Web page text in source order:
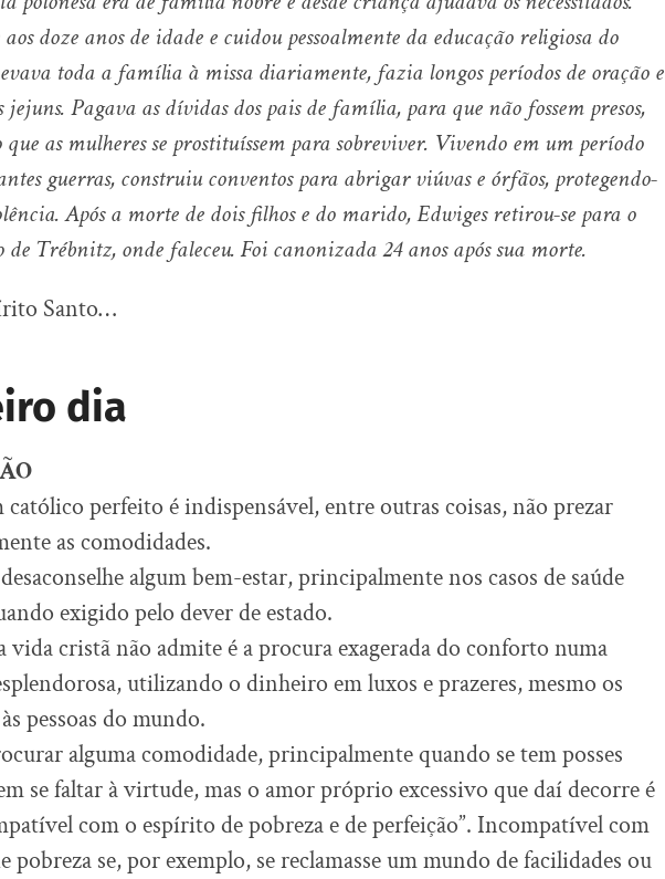
aos doze anos de idade e cuidou pessoalmente da educação religiosa do
toda a família à missa diariamente, fazia longos períodos de oração e
jejuns. Pagava as dívidas dos pais de família, para que não fossem presos,
as mulheres se prostituíssem para sobreviver. Vivendo em um período
guerras, construiu conventos para abrigar viúvas e órfãos, protegendo-
Após a morte de dois filhos e do marido, Edwiges retirou-se para o
de Trébnitz, onde faleceu. Foi canonizada 24 anos após sua morte.
Santo…
dia
católico perfeito é indispensável, entre outras coisas, não prezar
as comodidades.
algum bem-estar, principalmente nos casos de saúde
exigido pelo dever de estado.
vida cristã não admite é a procura exagerada do conforto numa
utilizando o dinheiro em luxos e prazeres, mesmo os
pessoas do mundo.
alguma comodidade, principalmente quando se tem posses
se faltar à virtude, mas o amor próprio excessivo que daí decorre é
com o espírito de pobreza e de perfeição”. Incompatível com
pobreza se, por exemplo, se reclamasse um mundo de facilidades ou